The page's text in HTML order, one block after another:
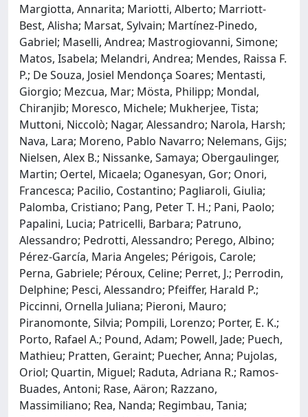
Margiotta, Annarita; Mariotti, Alberto; Marriott-
Best, Alisha; Marsat, Sylvain; Martínez-Pinedo,
Gabriel; Maselli, Andrea; Mastrogiovanni, Simone;
Matos, Isabela; Melandri, Andrea; Mendes, Raissa F.
P.; De Souza, Josiel Mendonça Soares; Mentasti,
Giorgio; Mezcua, Mar; Mösta, Philipp; Mondal,
Chiranjib; Moresco, Michele; Mukherjee, Tista;
Muttoni, Niccolò; Nagar, Alessandro; Narola, Harsh;
Nava, Lara; Moreno, Pablo Navarro; Nelemans, Gijs;
Nielsen, Alex B.; Nissanke, Samaya; Obergaulinger,
Martin; Oertel, Micaela; Oganesyan, Gor; Onori,
Francesca; Pacilio, Costantino; Pagliaroli, Giulia;
Palomba, Cristiano; Pang, Peter T. H.; Pani, Paolo;
Papalini, Lucia; Patricelli, Barbara; Patruno,
Alessandro; Pedrotti, Alessandro; Perego, Albino;
Pérez-García, Maria Angeles; Périgois, Carole;
Perna, Gabriele; Péroux, Celine; Perret, J.; Perrodin,
Delphine; Pesci, Alessandro; Pfeiffer, Harald P.;
Piccinni, Ornella Juliana; Pieroni, Mauro;
Piranomonte, Silvia; Pompili, Lorenzo; Porter, E. K.;
Porto, Rafael A.; Pound, Adam; Powell, Jade; Puech,
Mathieu; Pratten, Geraint; Puecher, Anna; Pujolas,
Oriol; Quartin, Miguel; Raduta, Adriana R.; Ramos-
Buades, Antoni; Rase, Aäron; Razzano,
Massimiliano; Rea, Nanda; Regimbau, Tania;